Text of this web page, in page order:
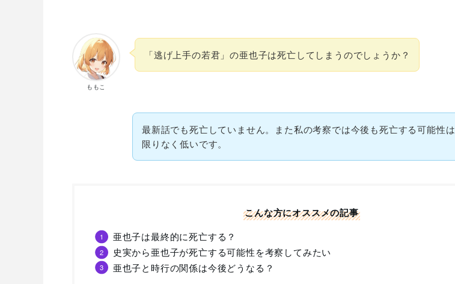
ももこ
「逃げ上手の若君」の亜也子は死亡してしまうのでしょうか？
最新話でも死亡していません。また私の考察では今後も死亡する可能性は
限りなく低いです。
こんな方にオススメの記事
亜也子は最終的に死亡する？
史実から亜也子が死亡する可能性を考察してみたい
亜也子と時行の関係は今後どうなる？